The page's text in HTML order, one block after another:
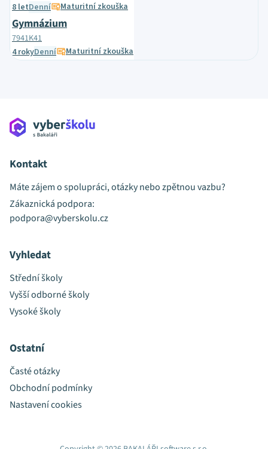
8 letDenní Maturitní zkouška
Gymnázium
7941K41
4 rokyDenní Maturitní zkouška
Kontakt
Máte zájem o spolupráci, otázky nebo zpětnou vazbu?
Zákaznická podpora:
podpora@vyberskolu.cz
Vyhledat
Střední školy
Vyšší odborné školy
Vysoké školy
Ostatní
Časté otázky
Obchodní podmínky
Nastavení cookies